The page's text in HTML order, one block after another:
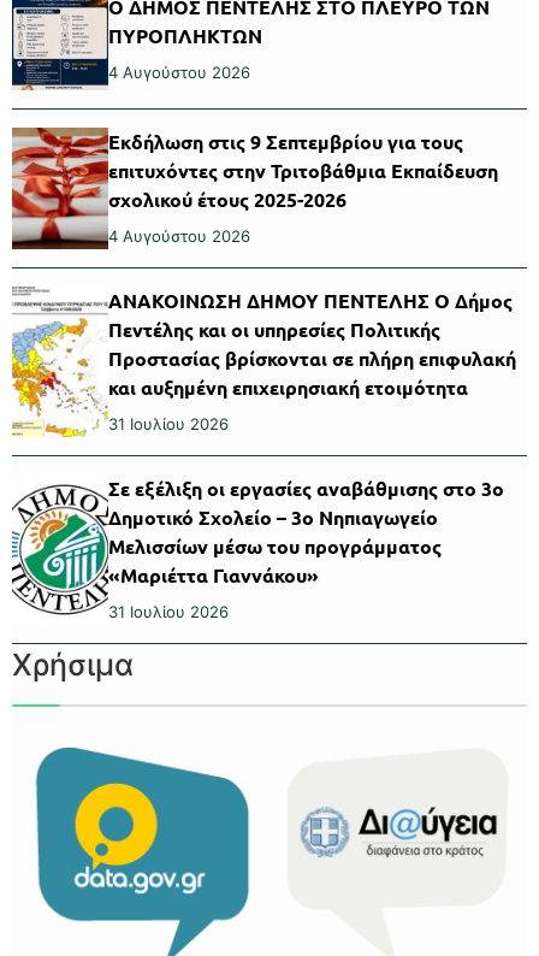
Ο ΔΗΜΟΣ ΠΕΝΤΕΛΗΣ ΣΤΟ ΠΛΕΥΡΟ ΤΩΝ
ΠΥΡΟΠΛΗΚΤΩΝ
4 Αυγούστου 2026
Εκδήλωση στις 9 Σεπτεμβρίου για τους
επιτυχόντες στην Τριτοβάθμια Εκπαίδευση
σχολικού έτους 2025-2026
4 Αυγούστου 2026
ΑΝΑΚΟΙΝΩΣΗ ΔΗΜΟΥ ΠΕΝΤΕΛΗΣ Ο Δήμος
Πεντέλης και οι υπηρεσίες Πολιτικής
Προστασίας βρίσκονται σε πλήρη επιφυλακή
και αυξημένη επιχειρησιακή ετοιμότητα
31 Ιουλίου 2026
Σε εξέλιξη οι εργασίες αναβάθμισης στο 3ο
Δημοτικό Σχολείο – 3ο Νηπιαγωγείο
Μελισσίων μέσω του προγράμματος
«Μαριέττα Γιαννάκου»
31 Ιουλίου 2026
Χρήσιμα